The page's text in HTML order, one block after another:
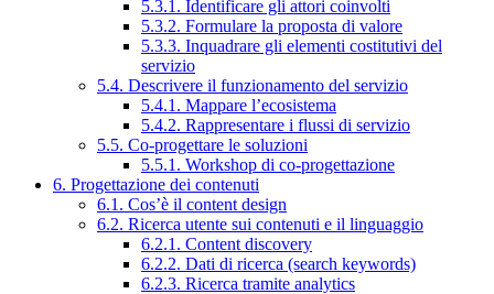
5.3.1. Identificare gli attori coinvolti
5.3.2. Formulare la proposta di valore
5.3.3. Inquadrare gli elementi costitutivi del
servizio
5.4. Descrivere il funzionamento del servizio
5.4.1. Mappare l’ecosistema
5.4.2. Rappresentare i flussi di servizio
5.5. Co-progettare le soluzioni
5.5.1. Workshop di co-progettazione
6. Progettazione dei contenuti
6.1. Cos’è il content design
6.2. Ricerca utente sui contenuti e il linguaggio
6.2.1. Content discovery
6.2.2. Dati di ricerca (search keywords)
6.2.3. Ricerca tramite analytics